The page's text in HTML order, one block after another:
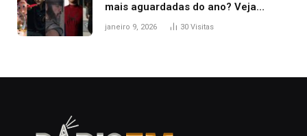
mais aguardadas do ano? Veja
principais lançamentos do cinema
janeiro 9, 2026 30 Visitas